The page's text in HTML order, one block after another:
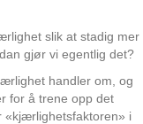
slik at stadig mer
gjør vi egentlig det?
handler om, og
for å trene opp det
«kjærlighetsfaktoren» i